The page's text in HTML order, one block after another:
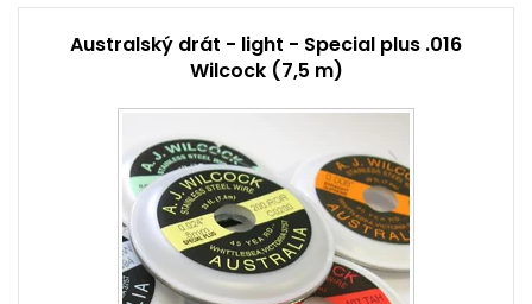
Australský drát - light - Special plus .016
Wilcock (7,5 m)